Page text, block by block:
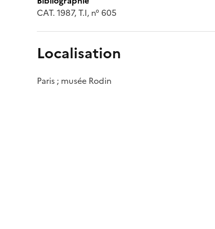
CAT. 1987, T.I, n° 605
Localisation
Paris ; musée Rodin